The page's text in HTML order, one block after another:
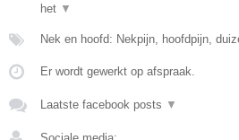
het ▼
Nek en hoofd: Nekpijn, hoofdpijn,
Er wordt gewerkt op afspraak.
Laatste facebook posts ▼